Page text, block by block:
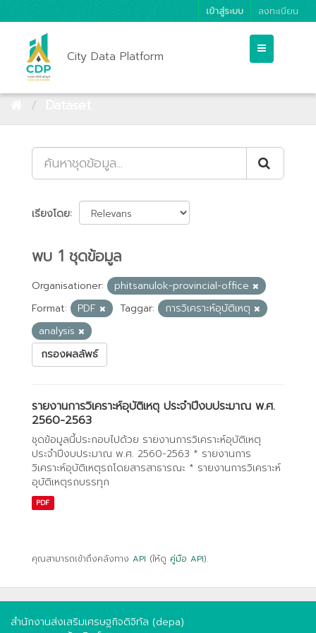
เข้าสู่ระบบ ลงทะเบียน
City Data Platform
เรียงโดย
พบ 1 ชุดข้อมูล
Organisationer:
phitsanulok-provincial-office
Format:
PDF Taggar:
การวิเคราะห์อุบัติเหตุ
analysis
กรองผลลัพธ์
รายงานการวิเคราะห์อุบัติเหตุ ประจำปีงบประมาณ พ.ศ.
2560-2563
ชุดข้อมูลนี้ประกอบไปด้วย รายงานการวิเคราะห์อุบัติเหตุ
ประจำปีงบประมาณ พ.ศ. 2560-2563 * รายงานการ
วิเคราะห์อุบัติเหตุรถโดยสารสาธารณะ * รายงานการวิเคราะห์
อุบัติเหตุรถบรรทุก
PDF
คุณสามารถเข้าถึงคลังทาง API (ให้ดู คู่มือ API).
สำนักงานส่งเสริมเศรษฐกิจดิจิทัล (depa)